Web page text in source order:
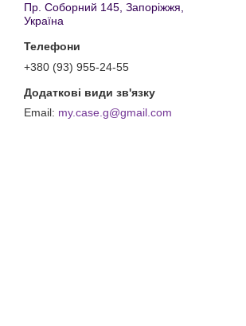
Пр. Соборний 145, Запоріжжя,
Україна
+380 (93) 955-24-55
my.case.g@gmail.com